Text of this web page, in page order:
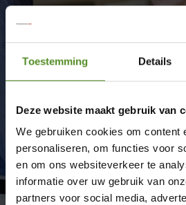
Toestemming Details
Deze website maakt gebruik van
We gebruiken cookies om content
personaliseren, om functies voor
en om ons websiteverkeer te
informatie over uw gebruik van
partners voor social media,